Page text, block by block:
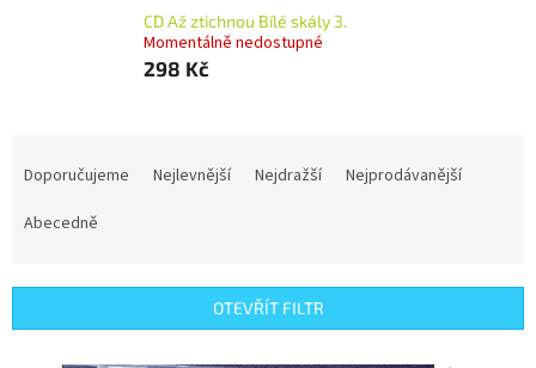
CD Až ztichnou Bílé skály 3.
Momentálně nedostupné
298 Kč
r
Doporučujeme Nejlevnější Nejdražší
Nejprodávanější
Abecedně
OTEVŘÍT FILTR